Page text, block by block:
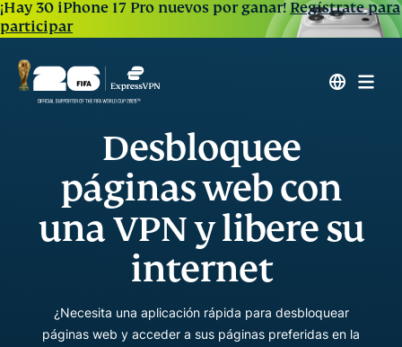
¡Hay 30 iPhone 17 Pro nuevos por ganar!Regístrate para
participar
Desbloquee
páginas web con
una VPN y libere su
internet
¿Necesita una aplicación rápida para desbloquear
páginas web y acceder a sus páginas preferidas en la